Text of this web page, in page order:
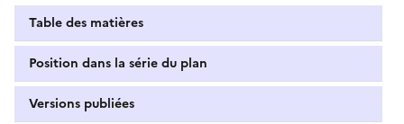
Table des matières
Position dans la série du plan
Versions publiées